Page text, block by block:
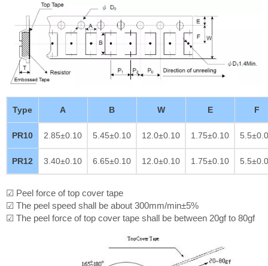
Type A B W E F
PR10 2.85±0.10 5.45±0.10 12.0±0.10 1.75±0.10
PR12 3.40±0.10 6.65±0.10 12.0±0.10 1.75±0.10
☑ Peel force of top cover tape
☑ The peel speed shall be about 300mm/min±5%
☑ The peel force of top cover tape shall be between 20gf to 80gf